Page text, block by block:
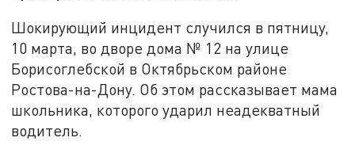
Шокирующий инцидент случился в пятницу,
10 марта, во дворе дома № 12 на улице
Борисоглебской в Октябрьском районе
Ростова-на-Дону. Об этом рассказывает мама
школьника, которого ударил неадекватный
водитель.